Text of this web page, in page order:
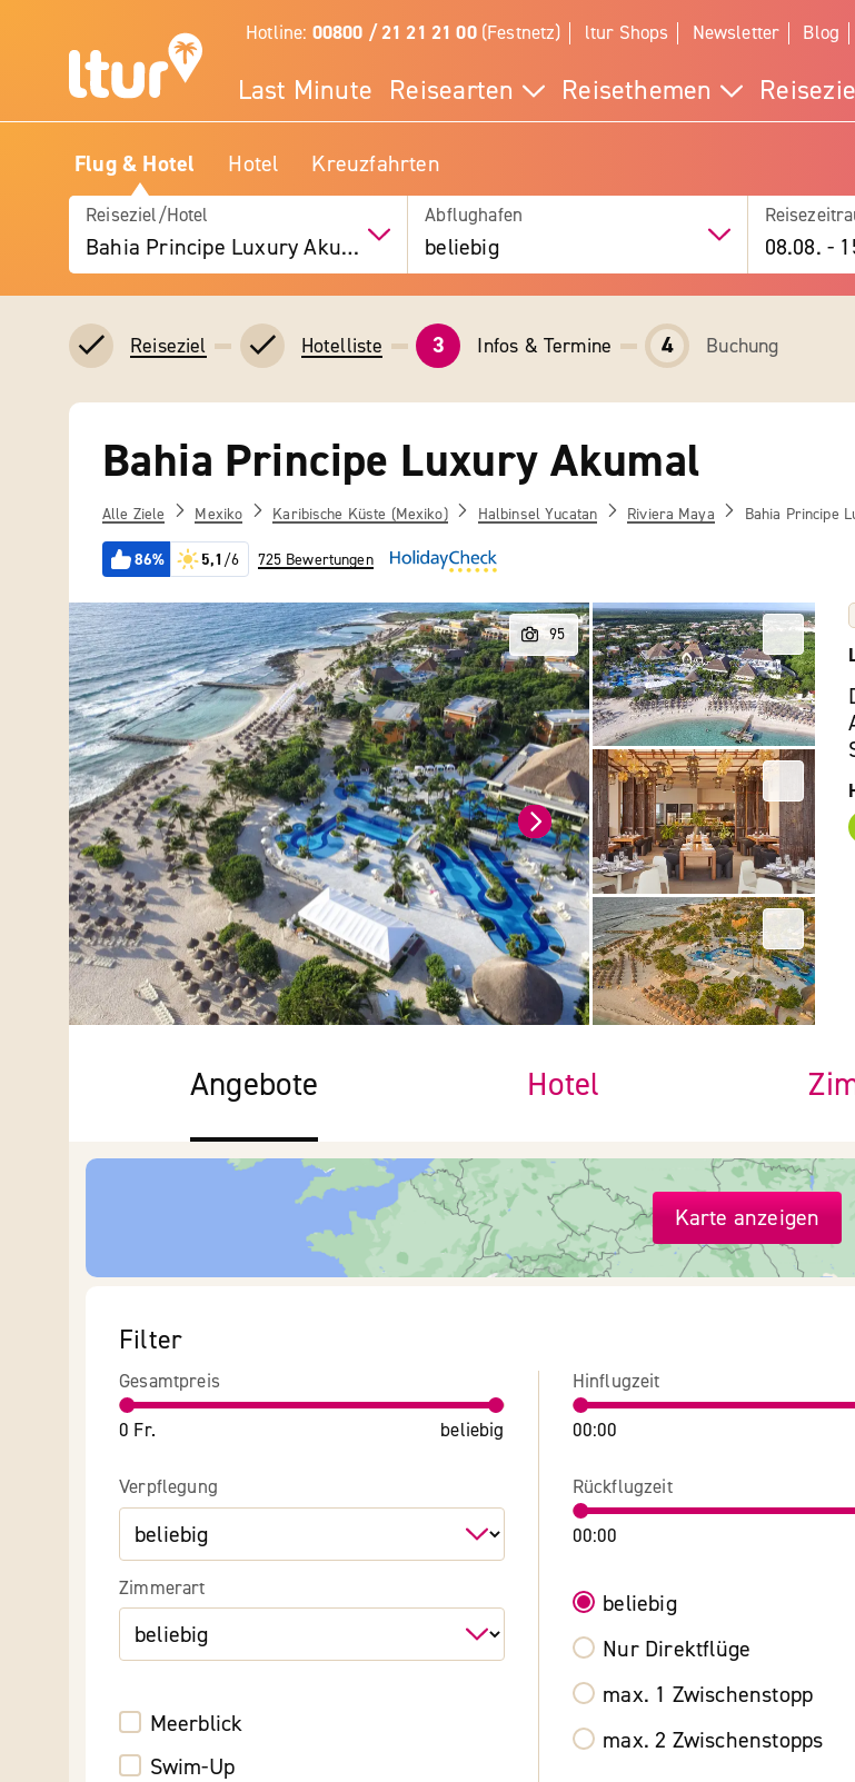
Hotline: 00800 / 21 21 21 00(Festnetz) ltur Shops Newsletter Blog
Last Minute Reisearten Reisethemen
Flug & Hotel Hotel Kreuzfahrten
Reiseziel/Hotel
Bahia Principe Luxury Akumal
Abflughafen
beliebig 08.08. -
Reiseziel Hotelliste 3 Infos & Termine 4 Buchung
Bahia Principe Luxury Akumal
Alle Ziele Mexiko Karibische Küste (Mexiko) Halbinsel Yucatan Riviera Maya Bahia Principe
86% 5,1 /6 725 Bewertungen
Angebote Hotel
Karte anzeigen
Filter
Gesamtpreis
0 Fr. beliebig
Verpflegung
Zimmerart
Meerblick
Swim-Up
Hinflugzeit
00:00
Rückflugzeit
00:00
beliebig
Nur Direktflüge
max. 1 Zwischenstopp
max. 2 Zwischenstopps